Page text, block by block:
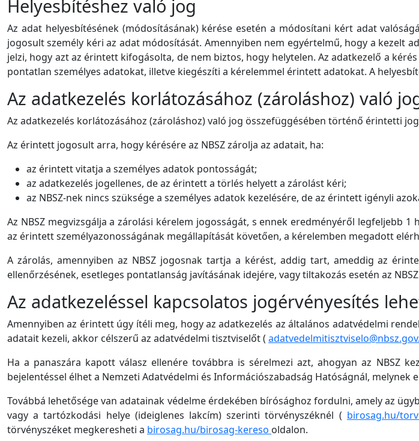
Helyesbítéshez való jog
Az adat helyesbítésének (módosításának) kérése esetén a módosítani kért adat
jogosult személy kéri az adat módosítását. Amennyiben nem egyértelmű, hogy a kezelt
jelzi, hogy azt az érintett kifogásolta, de nem biztos, hogy helytelen. Az adatkezelő a
pontatlan személyes adatokat, illetve kiegészíti a kérelemmel érintett adatokat. A
Az adatkezelés korlátozásához (zároláshoz) való
Az adatkezelés korlátozásához (zároláshoz) való jog összefüggésében történő érintetti
Az érintett jogosult arra, hogy kérésére az NBSZ zárolja az adatait, ha:
az érintett vitatja a személyes adatok pontosságát;
az adatkezelés jogellenes, de az érintett a törlés helyett a zárolást kéri;
az NBSZ-nek nincs szüksége a személyes adatok kezelésére, de az érintett igényli
Az NBSZ megvizsgálja a zárolási kérelem jogosságát, s ennek eredményéről legfeljebb
az érintett személyazonosságának megállapítását követően, a kérelemben megadott
A zárolás, amennyiben az NBSZ jogosnak tartja a kérést, addig tart, ameddig az
ellenőrzésének, esetleges pontatlanság javításának idejére, vagy tiltakozás esetén az
Az adatkezeléssel kapcsolatos jogérvényesítés
Amennyiben az érintett úgy ítéli meg, hogy az adatkezelés az általános adatvédelmi
adatait kezeli, akkor célszerű az adatvédelmi tisztviselőt (
Ha a panaszára kapott válasz ellenére továbbra is sérelmezi azt, ahogyan az NBSZ
bejelentéssel élhet a Nemzeti Adatvédelmi és Információszabadság Hatóságnál, melynek
Továbbá lehetősége van adatainak védelme érdekében bírósághoz fordulni, amely az
vagy a tartózkodási helye (ideiglenes lakcím) szerinti törvényszéknél ( birosag.hu/
törvényszéket megkeresheti a birosag.hu/birosag-kereso oldalon.